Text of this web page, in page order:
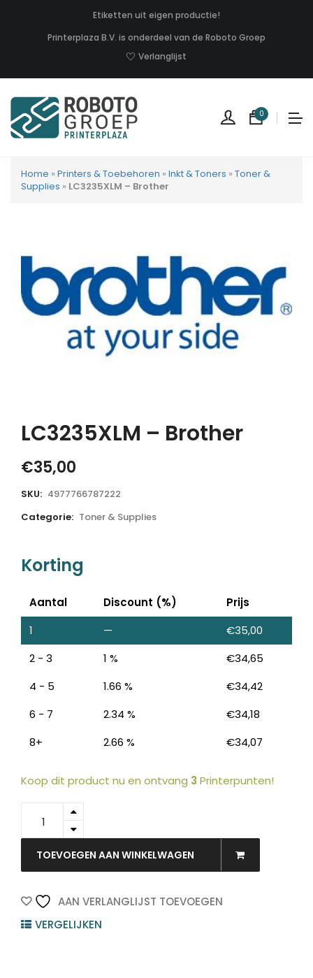
Etiketten uit eigen productie!
Printerplaza B.V. is onderdeel van de Roboto Groep
Verlanglijst
0
Geen
Home » Printers & Toebehoren » Inkt & Toners » Toner &
Supplies » LC3235XLM – Brother
LC3235XLM – Brother
€35,00
SKU: 4977766787222
Categorie: Toner & Supplies
Korting
Aantal Discount (%)
Prijs
1
— €35,00
2 - 3
1 % €34,65
4 - 5
1.66 % €34,42
6 - 7
2.34 % €34,18
8+
2.66 % €34,07
Koop dit product nu en ontvang 3 Printerpunten!
LC3235XLM
Brother
quantity
TOEVOEGEN AAN WINKELWAGEN
AAN VERLANGLIJST TOEVOEGEN
VERGELIJKEN